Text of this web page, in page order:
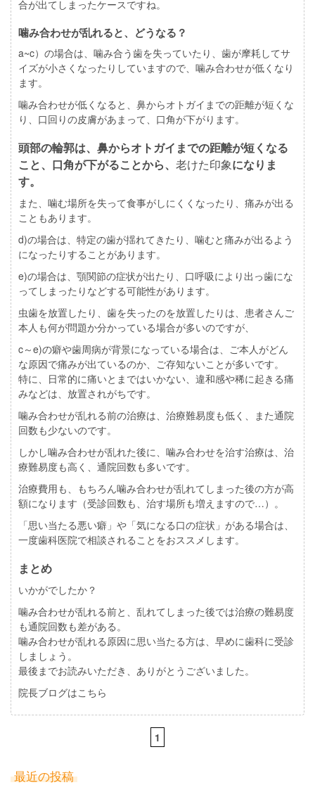
合が出てしまったケースですね。
噛み合わせが乱れると、どうなる？
a~c）の場合は、噛み合う歯を失っていたり、歯が摩耗してサ
イズが小さくなったりしていますので、噛み合わせが低く なり
ます。
噛み合わせが低くなると、鼻からオトガイまでの距離が短くな
り、口回りの皮膚があまって、 口角が下がり ます。
頭部の輪郭は、鼻からオトガイまでの距離が短くなる
こと、口角が下がることから、老けた印象になりま
す。
また、噛む場所を失って食事がしにくくなったり 、痛みが出る
こともあります。
d)の場合は、特定の歯が揺れて きたり、噛むと痛みが出るよう
になったりすることがあります。
e)の場合は、顎関節の症状が出たり、口呼吸により 出っ歯にな
ってしまったりなどする可能性があります。
虫歯を放置したり、歯を失ったのを放置したりは、患者さんご
本人も何が問題か分かっている場合が多いのですが、
c～e)の癖や歯周病が背景になっている場合は、ご本人がどん
な原因で痛みが出ているのか、ご存知ないことが多いです。
特に、日常的に痛いとまではいかない、違和感や稀に起きる痛
みなどは、放置されがちです。
噛み合わせが乱れる前の治療は、治療難易度も低く 、また通院
回数も少ないのです。
しかし噛み合わせが乱れた後に、噛み合わせを治す治療は、治
療難易度も高く 、通院回数も多いです。
治療費用も、もちろん噛み合わせが乱れてしまった後の方が高
額になります（受診回数も、治す場所も増えますので…）。
「思い当たる悪い癖」や「気になる口の症状」がある場合は、
一度歯科医院で相談されることをおススメします。
まとめ
いかがでしたか？
噛み合わせが乱れる前と、乱れてしまった後では治療の難易度
も通院回数も差がある。
噛み合わせが乱れる原因に思い当たる方は、早めに歯科に受診
しましょう。
最後までお読みいただき、ありがとうございました。
院長ブログはこちら
1
最近の投稿